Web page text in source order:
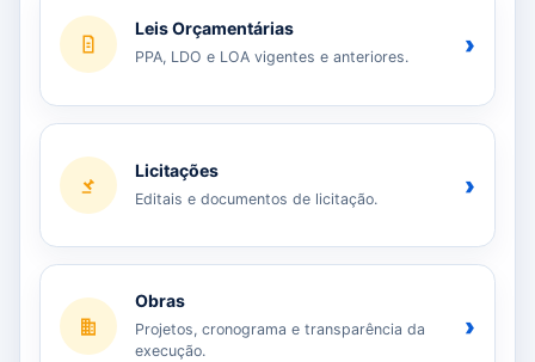
Leis Orçamentárias
PPA, LDO e LOA vigentes e anteriores. ›
Licitações
Editais e documentos de licitação. ›
Obras
Projetos, cronograma e transparência da
execução.
›